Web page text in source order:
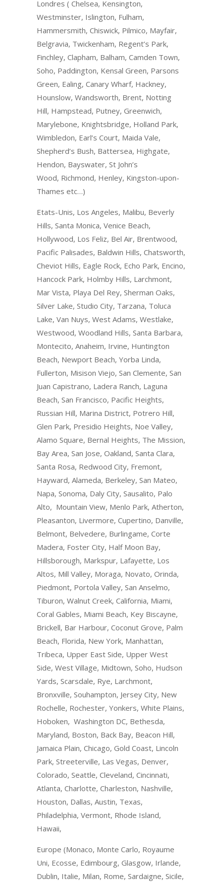
Londres ( Chelsea, Kensington,
Westminster, Islington, Fulham,
Hammersmith, Chiswick, Pilmico, Mayfair,
Belgravia, Twickenham, Regent’s Park,
Finchley, Clapham, Balham, Camden Town,
Soho, Paddington, Kensal Green, Parsons
Green, Ealing, Canary Wharf, Hackney,
Hounslow, Wandsworth, Brent, Notting
Hill, Hampstead, Putney, Greenwich,
Marylebone, Knightsbridge, Holland Park,
Wimbledon, Earl’s Court, Maida Vale,
Shepherd’s Bush, Battersea, Highgate,
Hendon, Bayswater, St John’s
Wood, Richmond, Henley, Kingston-upon-
Thames etc…)
Etats-Unis, Los Angeles, Malibu, Beverly
Hills, Santa Monica, Venice Beach,
Hollywood, Los Feliz, Bel Air, Brentwood,
Pacific Palisades, Baldwin Hills, Chatsworth,
Cheviot Hills, Eagle Rock, Echo Park, Encino,
Hancock Park, Holmby Hills, Larchmont,
Mar Vista, Playa Del Rey, Sherman Oaks,
Silver Lake, Studio City, Tarzana, Toluca
Lake, Van Nuys, West Adams, Westlake,
Westwood, Woodland Hills, Santa Barbara,
Montecito, Anaheim, Irvine, Huntington
Beach, Newport Beach, Yorba Linda,
Fullerton, Misison Viejo, San Clemente, San
Juan Capistrano, Ladera Ranch, Laguna
Beach, San Francisco, Pacific Heights,
Russian Hill, Marina District, Potrero Hill,
Glen Park, Presidio Heights, Noe Valley,
Alamo Square, Bernal Heights, The Mission,
Bay Area, San Jose, Oakland, Santa Clara,
Santa Rosa, Redwood City, Fremont,
Hayward, Alameda, Berkeley, San Mateo,
Napa, Sonoma, Daly City, Sausalito, Palo
Alto, Mountain View, Menlo Park, Atherton,
Pleasanton, Livermore, Cupertino, Danville,
Belmont, Belvedere, Burlingame, Corte
Madera, Foster City, Half Moon Bay,
Hillsborough, Markspur, Lafayette, Los
Altos, Mill Valley, Moraga, Novato, Orinda,
Piedmont, Portola Valley, San Anselmo,
Tiburon, Walnut Creek, California, Miami,
Coral Gables, Miami Beach, Key Biscayne,
Brickell, Bar Harbour, Coconut Grove, Palm
Beach, Florida, New York, Manhattan,
Tribeca, Upper East Side, Upper West
Side, West Village, Midtown, Soho, Hudson
Yards, Scarsdale, Rye, Larchmont,
Bronxville, Souhampton, Jersey City, New
Rochelle, Rochester, Yonkers, White Plains,
Hoboken, Washington DC, Bethesda,
Maryland, Boston, Back Bay, Beacon Hill,
Jamaica Plain, Chicago, Gold Coast, Lincoln
Park, Streeterville, Las Vegas, Denver,
Colorado, Seattle, Cleveland, Cincinnati,
Atlanta, Charlotte, Charleston, Nashville,
Houston, Dallas, Austin, Texas,
Philadelphia, Vermont, Rhode Island,
Hawaii,
Europe (Monaco, Monte Carlo, Royaume
Uni, Ecosse, Edimbourg, Glasgow, Irlande,
Dublin, Italie, Milan, Rome, Sardaigne, Sicile,